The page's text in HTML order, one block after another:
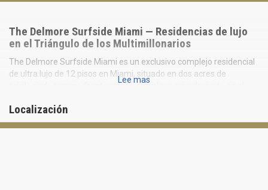
The Delmore Surfside Miami — Residencias de lujo
en el Triángulo de los Multimillonarios
The Delmore Surfside Miami es un exclusivo complejo residencial
de ultra lujo de 12 pisos en Miami, situado en dos acres de
privilegiado terreno frente al mar, con playa privada, justo en el
Surfside, Bal Harbour e Indian Creek Village.
El proyecto ha sido cuidadosamente diseñado para cumplir con los
Lee mas
Localización